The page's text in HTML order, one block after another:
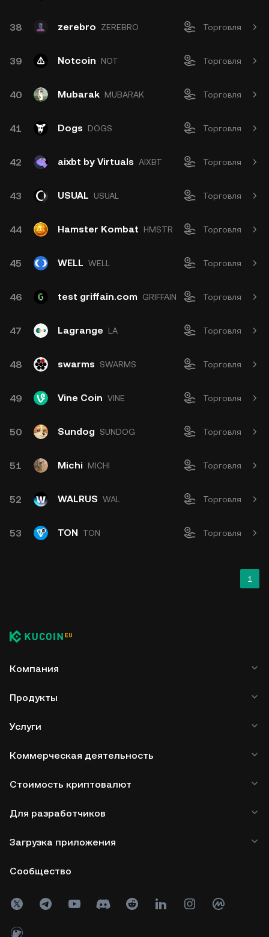
38 zerebro ZEREBRO Торговля
39 Notcoin NOT Торговля
40 Mubarak MUBARAK Торговля
41 Dogs DOGS Торговля
42 aixbt by Virtuals AIXBT Торговля
43 USUAL USUAL Торговля
44 Hamster Kombat HMSTR Торговля
45 WELL WELL Торговля
46 test griffain.com GRIFFAIN Торговля
47 Lagrange LA Торговля
48 swarms SWARMS Торговля
49 Vine Coin VINE Торговля
50 Sundog SUNDOG Торговля
51 Michi MICHI Торговля
52 WALRUS WAL Торговля
53 TON TON Торговля
1
Компания
Продукты
Услуги
Коммерческая деятельность
Стоимость криптовалют
Для разработчиков
Загрузка приложения
Сообщество